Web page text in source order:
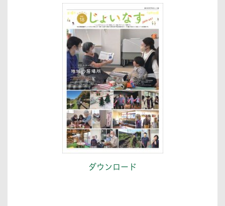
ダウンロード